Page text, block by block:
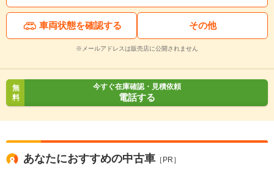
車両状態を確認する その他
※メールアドレスは販売店に公開されません
無
料
今すぐ在庫確認・見積依頼
電話する
あなたにおすすめの中古車 ［PR］